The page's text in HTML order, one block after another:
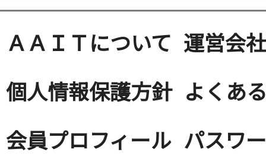
ＡＡＩＴについて 運営会社
個人情報保護方針 よくあ
会員プロフィール パスワ